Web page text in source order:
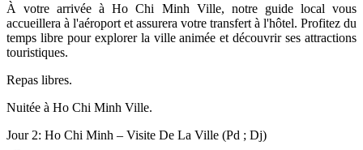
À votre arrivée à Ho Chi Minh Ville, notre guide local vous
accueillera à l'aéroport et assurera votre transfert à l'hôtel. Profitez du
temps libre pour explorer la ville animée et découvrir ses attractions
touristiques.
Repas libres.
Nuitée à Ho Chi Minh Ville.
Jour 2: Ho Chi Minh – Visite De La Ville (Pd ; Dj)